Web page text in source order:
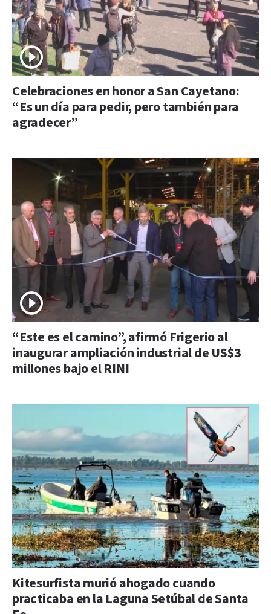
Celebraciones en honor a San Cayetano:
“Es un día para pedir, pero también para
agradecer”
“Este es el camino”, afirmó Frigerio al
inaugurar ampliación industrial de US$3
millones bajo el RINI
Kitesurfista murió ahogado cuando
practicaba en la Laguna Setúbal de Santa